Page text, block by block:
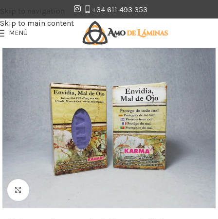
Skip to main content
+34 611 493 353
MENÚ
Clic para ampliar